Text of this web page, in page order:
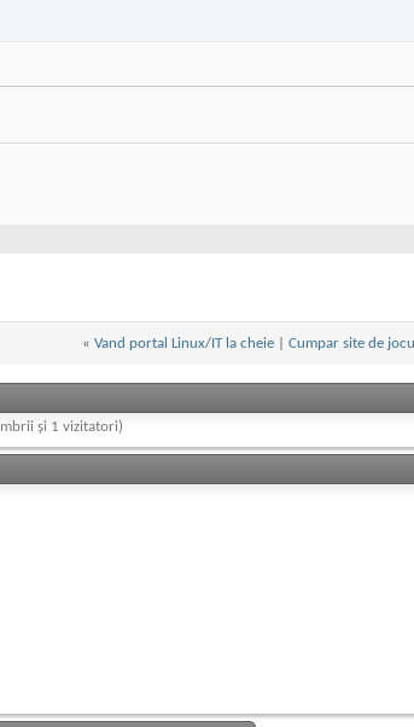
« Vand portal Linux/IT la cheie| Cumpar site de
și 1 vizitatori)